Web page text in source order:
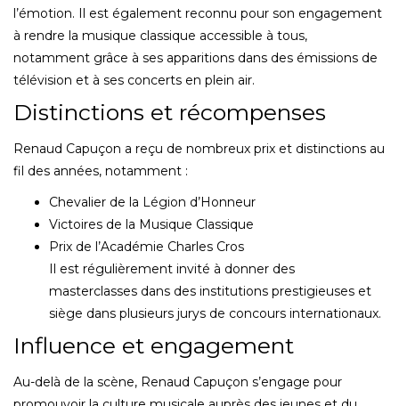
l’émotion. Il est également reconnu pour son engagement
à rendre la musique classique accessible à tous,
notamment grâce à ses apparitions dans des émissions de
télévision et à ses concerts en plein air.
Distinctions et récompenses
Renaud Capuçon a reçu de nombreux prix et distinctions au
fil des années, notamment :
Chevalier de la Légion d’Honneur
Victoires de la Musique Classique
Prix de l’Académie Charles Cros
Il est régulièrement invité à donner des
masterclasses dans des institutions prestigieuses et
siège dans plusieurs jurys de concours internationaux.
Influence et engagement
Au-delà de la scène, Renaud Capuçon s’engage pour